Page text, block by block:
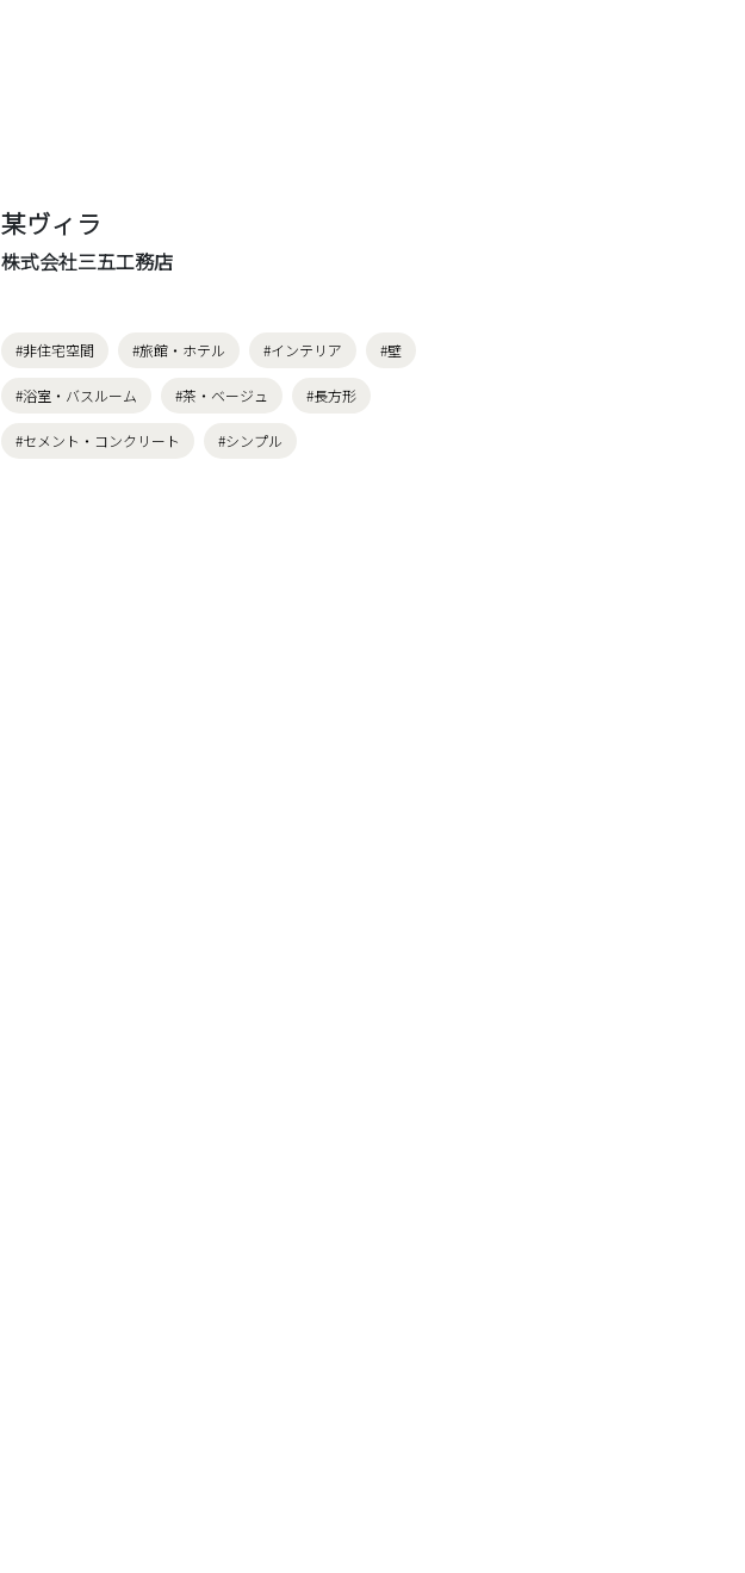
某ヴィラ
株式会社三五工務店
#非住宅空間 #旅館・ホテル #インテリア #壁
#浴室・バスルーム #茶・ベージュ #長方形
#セメント・コンクリート #シンプル